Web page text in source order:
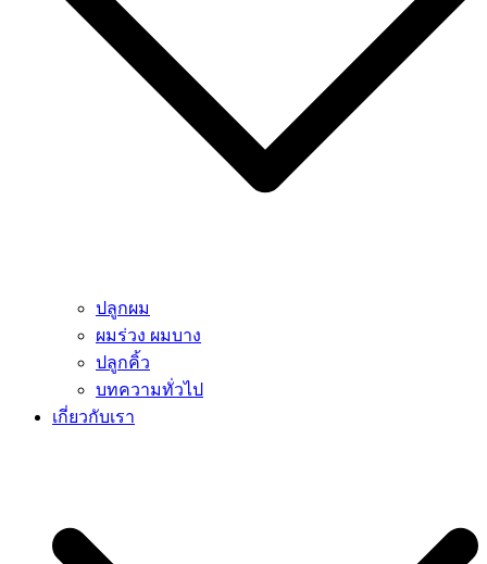
ปลูกผม
ผมร่วง ผมบาง
ปลูกคิ้ว
บทความทั่วไป
เกี่ยวกับเรา